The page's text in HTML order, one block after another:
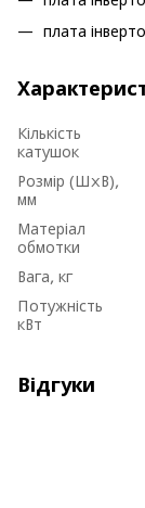
плата
Кількість
катушок
Розмір (ШхВ),
мм
Матеріал
обмотки
Вага, кг
Потужність
кВт
Відгуки